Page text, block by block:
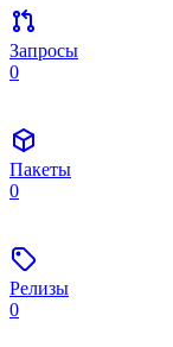
Запросы
0
Пакеты
0
Релизы
0